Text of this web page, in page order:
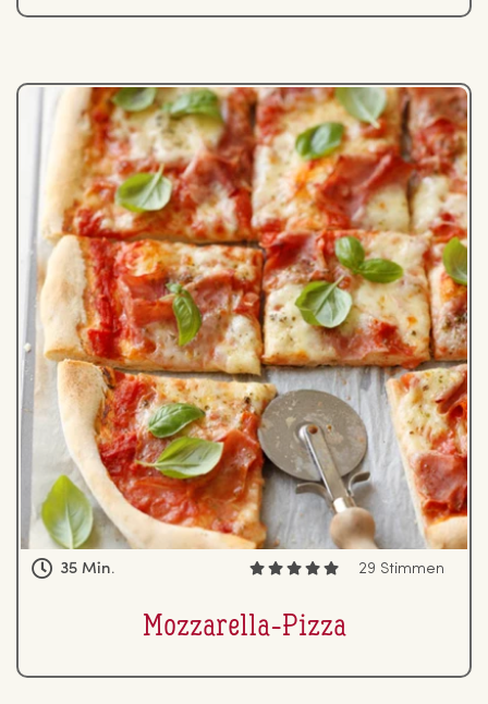
35 Min. 29 Stimmen
Moz­za­rel­la-Pizza